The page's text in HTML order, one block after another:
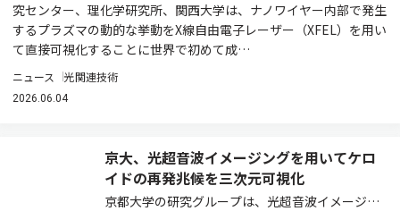
究センター、理化学研究所、関西大学は、ナノワイヤー内部で発生
するプラズマの動的な挙動をX線自由電子レーザー（XFEL）を用い
て直接可視化することに世界で初めて成…
ニュース 光関連技術
2026.06.04
京大、光超音波イメージングを用いてケロ
イドの再発兆候を三次元可視化
京都大学の研究グループは、光超音波イメージン